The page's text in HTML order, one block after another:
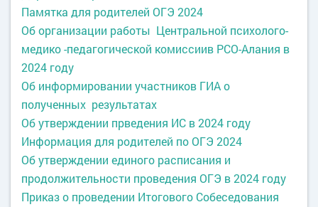
Памятка для родителей ОГЭ 2024
Об организации работы Центральной психолого-
медико -педагогической комиссиив РСО-Алания в
2024 году
Об информировании участников ГИА о
полученных результатах
Об утверждении прведения ИС в 2024 году
Информация для родителей по ОГЭ 2024
Об утверждении единого расписания и
продолжительности проведения ОГЭ в 2024 году
Приказ о проведении Итогового Собеседования